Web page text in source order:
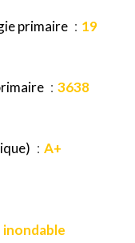
primaire
19
3638
A+